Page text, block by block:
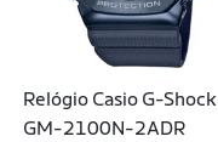
Relógio Casio G-Shock
GM-2100N-2ADR